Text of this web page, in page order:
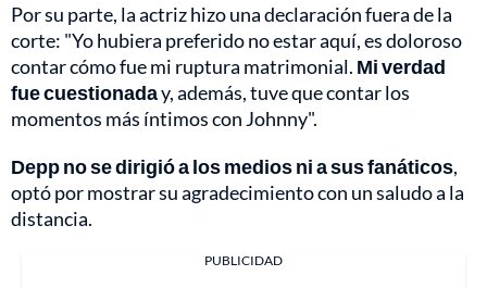
Por su parte, la actriz hizo una declaración fuera de la
corte: "Yo hubiera preferido no estar aquí, es doloroso
contar cómo fue mi ruptura matrimonial. Mi verdad
fue cuestionaday, además, tuve que contar los
momentos más íntimos con Johnny".
Depp no se dirigió a los medios ni a sus fanáticos,
optó por mostrar su agradecimiento con un saludo a la
distancia.
PUBLICIDAD